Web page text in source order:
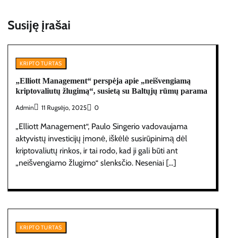
Susiję įrašai
KRIPTO TURTAS
„Elliott Management“ perspėja apie „neišvengiamą
kriptovaliutų žlugimą“, susietą su Baltųjų rūmų parama
Admin 11 Rugsėjo, 2025 0
„Elliott Management“, Paulo Singerio vadovaujama
aktyvistų investicijų įmonė, iškėlė susirūpinimą dėl
kriptovaliutų rinkos, ir tai rodo, kad ji gali būti ant
„neišvengiamo žlugimo“ slenksčio. Neseniai […]
KRIPTO TURTAS